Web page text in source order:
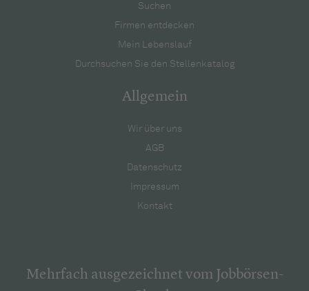
Suchen
Firmen entdecken
Mein Lebenslauf
Durchsuchen Sie den Stellenkatalog
Allgemein
Wir über uns
AGB
Datenschutz
Impressum
Kontakt
Mehrfach ausgezeichnet vom Jobbörsen-